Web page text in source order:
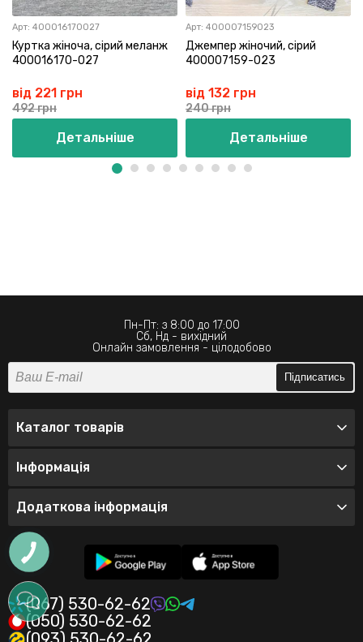
Арт: 400016170027
Куртка жіноча, сірий меланж
400016170-027
від 221 грн
492 грн
Детальніше
Арт: 400007159023
Джемпер жіночий, сірий
400007159-023
від 132 грн
240 грн
Детальніше
Пн-Пт: з 8:00 до 17:00
Сб, Нд - вихідний
Онлайн замовлення - цілодобово
Підписатись
Каталог товарів
Інформація
Додаткова інформація
(067) 530-62-62
(050) 530-62-62